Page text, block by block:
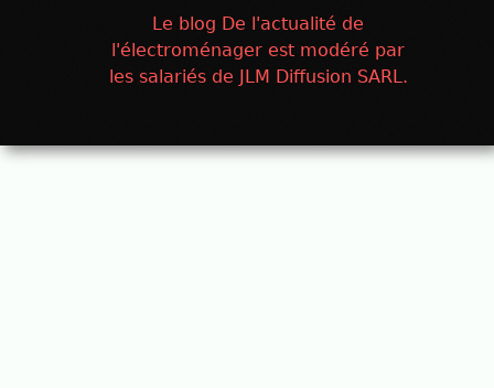
Le blog De l'actualité de
l'électroménager est modéré par
les salariés de JLM Diffusion SARL.